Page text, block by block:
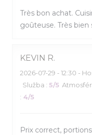
Très bon achat.
goûteuse. Très bien
KEVIN R
2026-07-29 - 12:30 -
Služba : 5/5
: 4/5
Prix correct,